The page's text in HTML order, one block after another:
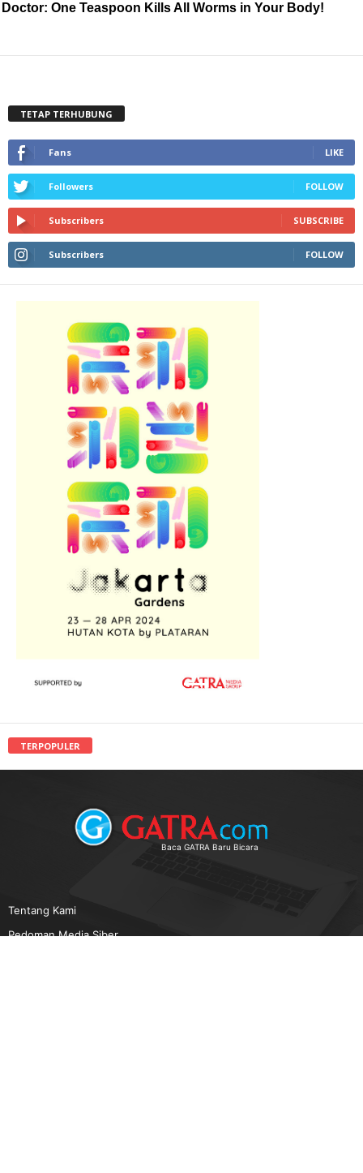
Doctor: One Teaspoon Kills All Worms in Your Body!
TETAP TERHUBUNG
Fans LIKE
Followers FOLLOW
Subscribers SUBSCRIBE
Subscribers FOLLOW
TERPOPULER
Baca GATRA Baru Bicara
Tentang Kami
Pedoman Media Siber